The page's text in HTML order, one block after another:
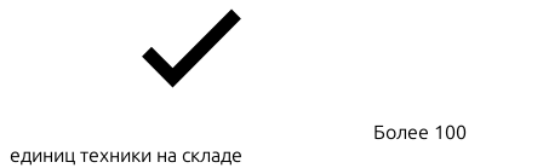
Более 100
единиц техники на складе